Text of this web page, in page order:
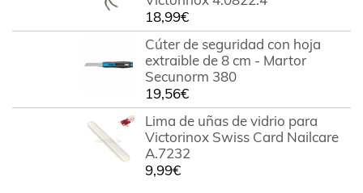
18,99€
Cúter de seguridad con hoja
extraible de 8 cm - Martor
Secunorm 380
19,56€
Lima de uñas de vidrio para
Victorinox Swiss Card Nailcare
A.7232
9,99€